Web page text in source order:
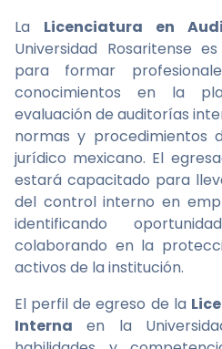
La Licenciatura en
Universidad Rosaritense
para formar
conocimientos en la
evaluación de auditorías
normas y procedimientos
jurídico mexicano. El
estará capacitado para
del control interno en
identificando
colaborando en la
activos de la institución.
El perfil de egreso de la
Interna en la